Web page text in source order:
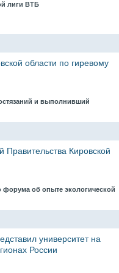
лиги ВТБ
области по гиревому
и выполнивший
Кировской
форума об опыте экологической
университет на
России